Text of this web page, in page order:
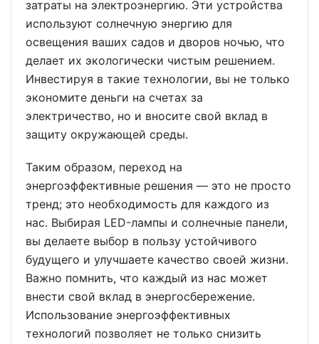
затраты на электроэнергию. Эти устройства
используют солнечную энергию для
освещения ваших садов и дворов ночью, что
делает их экологически чистым решением.
Инвестируя в такие технологии, вы не только
экономите деньги на счетах за
электричество, но и вносите свой вклад в
защиту окружающей среды.
Таким образом, переход на
энергоэффективные решения — это не просто
тренд; это необходимость для каждого из
нас. Выбирая LED-лампы и солнечные панели,
вы делаете выбор в пользу устойчивого
будущего и улучшаете качество своей жизни.
Важно помнить, что каждый из нас может
внести свой вклад в энергосбережение.
Использование энергоэффективных
технологий позволяет не только снизить